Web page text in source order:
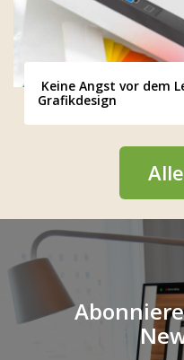
Keine Angst vor dem
Grafikdesign